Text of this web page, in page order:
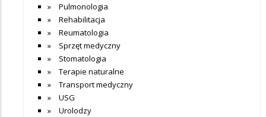
Pulmonologia
Rehabilitacja
Reumatologia
Sprzęt medyczny
Stomatologia
Terapie naturalne
Transport medyczny
USG
Urolodzy